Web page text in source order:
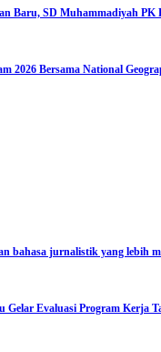
Baru, SD Muhammadiyah PK
2026 Bersama National
bahasa jurnalistik yang lebih
Gelar Evaluasi Program Kerja